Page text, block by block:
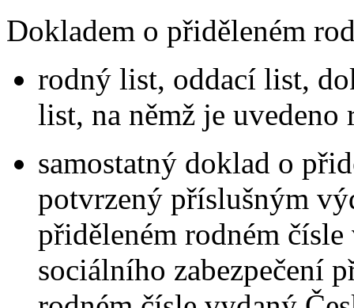
Dokladem o přiděleném
rodný list, oddací list,
list, na němž je
samostatný doklad o
potvrzený příslušným
přiděleném rodném
sociálního zabezpečení